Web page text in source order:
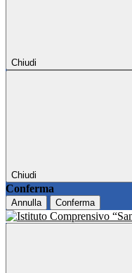
Chiudi
Chiudi
Conferma
Annulla Conferma